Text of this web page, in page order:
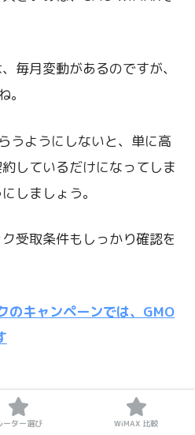
毎月変動があるのですが、
うようにしないと、単に高
しているだけになってしま
しましょう。
受取条件もしっかり確認を
のキャンペーンでは、GMO
ーター選び WiMAX 比較